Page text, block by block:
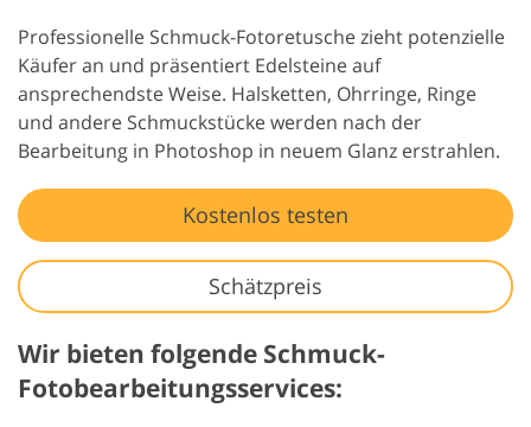
Professionelle Schmuck-Fotoretusche zieht potenzielle
Käufer an und präsentiert Edelsteine auf
ansprechendste Weise. Halsketten, Ohrringe, Ringe
und andere Schmuckstücke werden nach der
Bearbeitung in Photoshop in neuem Glanz erstrahlen.
Kostenlos testen
Schätzpreis
Wir bieten folgende Schmuck-
Fotobearbeitungsservices: